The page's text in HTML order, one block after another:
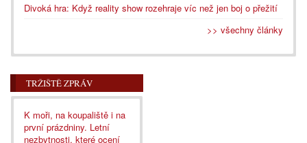
Divoká hra: Když reality show rozehraje víc než jen boj o přežití
>> všechny články
TRŽIŠTĚ ZPRÁV
K moři, na koupaliště i na
první prázdniny. Letní
nezbytnosti, které ocení